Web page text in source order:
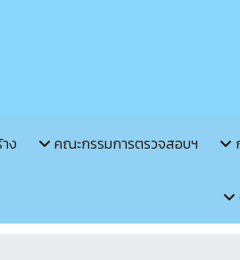
ง คณะกรรมการตรวจสอบฯ